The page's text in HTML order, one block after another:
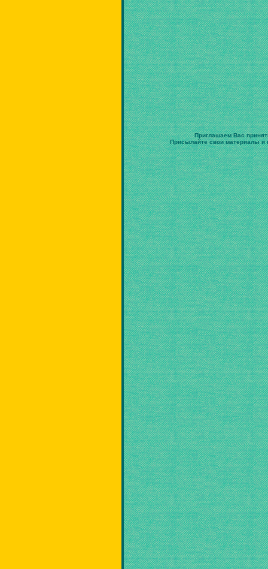
Приглашаем Вас
Присылайте свои материалы и